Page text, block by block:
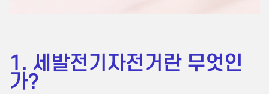
1. 세발전기자전거란 무엇인
가?